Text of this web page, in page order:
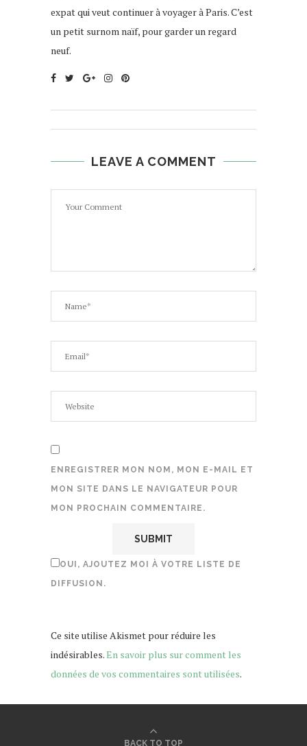
expat qui veut continuer à voyager à Paris. C’est
un petit surnom naïf, pour garder un regard
neuf.
LEAVE A COMMENT
ENREGISTRER MON NOM, MON E-MAIL ET
MON SITE DANS LE NAVIGATEUR POUR
MON PROCHAIN COMMENTAIRE.
OUI, AJOUTEZ MOI À VOTRE LISTE DE
DIFFUSION.
Ce site utilise Akismet pour réduire les
indésirables.En savoir plus sur comment les
données de vos commentaires sont utilisées.
BACK TO TOP